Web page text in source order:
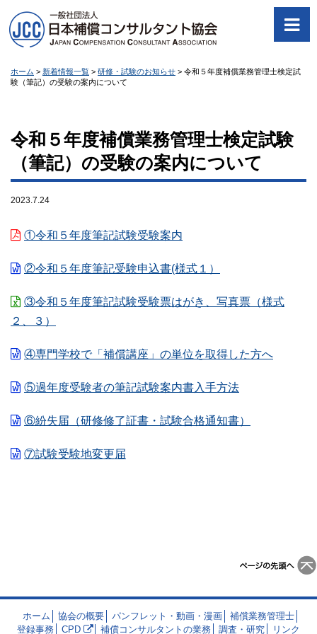
ホーム > 新着情報一覧 > 研修・試験のお知らせ > 令和５年度補償業務管理士検定試
験（筆記）の受験の案内について
令和５年度補償業務管理士検定試験
（筆記）の受験の案内について
2023.7.24
①令和５年度筆記試験受験案内
②令和５年度筆記受験申込書(様式１）
③令和５年度筆記試験受験票はがき、写真票（様式
２、３）
④専門学校で「補償講座」の単位を取得した方へ
⑤過年度受験者の筆記試験案内書入手方法
⑥紛失届（研修修了証書・試験合格通知書）
⑦試験受験地変更届
ホーム 協会の概要 パンフレット・動画・漫画
補償業務管理士
登録事務
CPD 補償コンサルタントの業務 調査・研究 リンク